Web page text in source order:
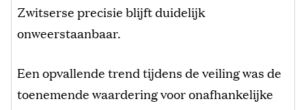
Zwitserse precisie blijft duidelijk
onweerstaanbaar.
Een opvallende trend tijdens de veiling was de
toenemende waardering voor onafhankelijke